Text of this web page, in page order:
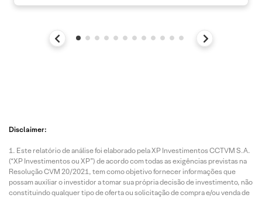
Disclaimer:
Este relatório de análise foi elaborado pela XP Investimentos CCTVM S.A.
(“XP Investimentos ou XP”) de acordo com todas as exigências previstas na
Resolução CVM 20/2021, tem como objetivo fornecer informações que
possam auxiliar o investidor a tomar sua própria decisão de investimento, não
constituindo qualquer tipo de oferta ou solicitação de compra e/ou venda de